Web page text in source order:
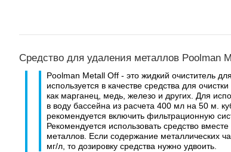
Средство для удаления металлов Poolman
Poolman Metall Off - это жидкий очиститель
используется в качестве средства для
как марганец, медь, железо и других. Для
в воду бассейна из расчета 400 мл на 50м.
рекомендуется включить фильтрационную
Рекомендуется использовать средство
металлов. Если содержание металлических
мг/л, то дозировку средства нужно удвоить.